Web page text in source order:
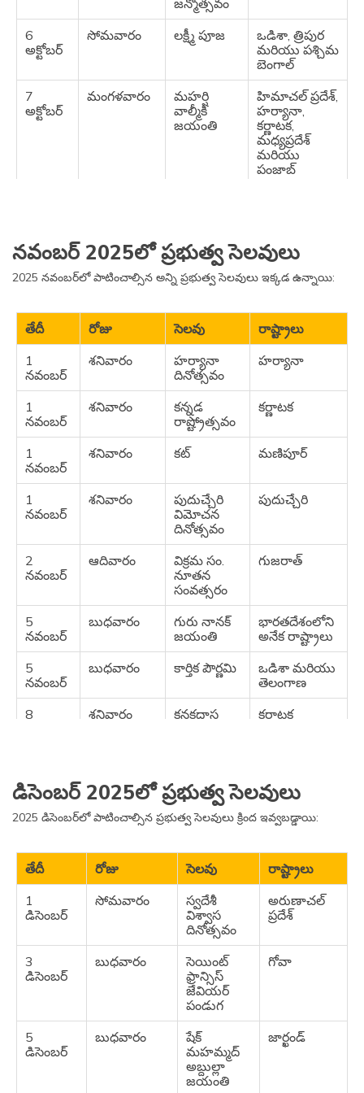
పశ్చిమ బెంగాల్
30th
భారతదేశంలోని
6
అక్టోబర్
సోమవారం లక్ష్మీ పూజ
ఒడిశా, త్రిపుర
మరియు పశ్చిమ
బెంగాల్
7
అక్టోబర్
మంగళవారం
మహర్షి
వాల్మీకి
జయంతి
హిమాచల్ ప్రదేశ్,
హర్యానా,
కర్ణాటక,
మధ్యప్రదేశ్
మరియు
పంజాబ్
20
అక్టోబర్
శుక్రవారం దీపావళి మిజోరం
కేరళ, పుదుచ్చేరి,
తెలంగాణ
21
అక్టోబర్
మంగళవారం దీపావళి
భారతదేశంలోని
23
అక్టోబర్
గురువారం భాయ్ దూజ్
గుజరాత్,
ఉత్తరాఖండ్
మరియు
28
అక్టోబర్
మంగళవారం ఛఠ్ పూజ
అస్సాం, బీహార్,
అక్టోబర్
శుక్రవారం
సర్దార్
వల్లభభాయి
పటేల్
జయంతి
గుజరాత్
నవంబర్ 2025లో ప్రభుత్వ సెలవులు
2025 నవంబర్‌లో పాటించాల్సిన అన్ని ప్రభుత్వ సెలవులు ఇక్కడ ఉన్నాయి:
తేదీ రోజు సెలవు
రాష్ట్రాలు
1
నవంబర్
శనివారం
హర్యానా
దినోత్సవం
హర్యానా
1
నవంబర్
శనివారం
కన్నడ
రాష్ట్రోత్సవం
కర్ణాటక
1
నవంబర్
శనివారం కట్ మణిపూర్
1
నవంబర్
శనివారం
పుదుచ్చేరి
విమోచన
దినోత్సవం
పుదుచ్చేరి
2
నవంబర్
ఆదివారం
విక్రమ సం.
నూతన
సంవత్సరం
గుజరాత్
5
నవంబర్
బుధవారం
గురు నానక్
జయంతి
భారతదేశంలోని
అనేక రాష్ట్రాలు
5
నవంబర్
బుధవారం కార్తిక పౌర్ణమి
ఒడిశా మరియు
తెలంగాణ
8
శనివారం
కనకదాస
కర్ణాటక
నవంబర్
సెంగ్ కట్ స్నెం మేఘాలయ
24
నవంబర్
సోమవారం
శ్రీ గురు తేగ్
బహదూర్ జీ
యొక్క
అమరత్వ
దినం
పంజాబ్
డిసెంబర్ 2025లో ప్రభుత్వ సెలవులు
2025 డిసెంబర్‌లో పాటించాల్సిన ప్రభుత్వ సెలవులు క్రింద ఇవ్వబడ్డాయి:
తేదీ రోజు సెలవు
రాష్ట్రాలు
1
డిసెంబర్
సోమవారం
స్వదేశీ
విశ్వాస
దినోత్సవం
అరుణాచల్
ప్రదేశ్
3
డిసెంబర్
బుధవారం
సెయింట్
ఫ్రాన్సిస్
జేవియర్
పండుగ
గోవా
5
డిసెంబర్
బుధవారం
షేక్
మహమ్మద్
అబ్దుల్లా
జయంతి
జార్ఖండ్